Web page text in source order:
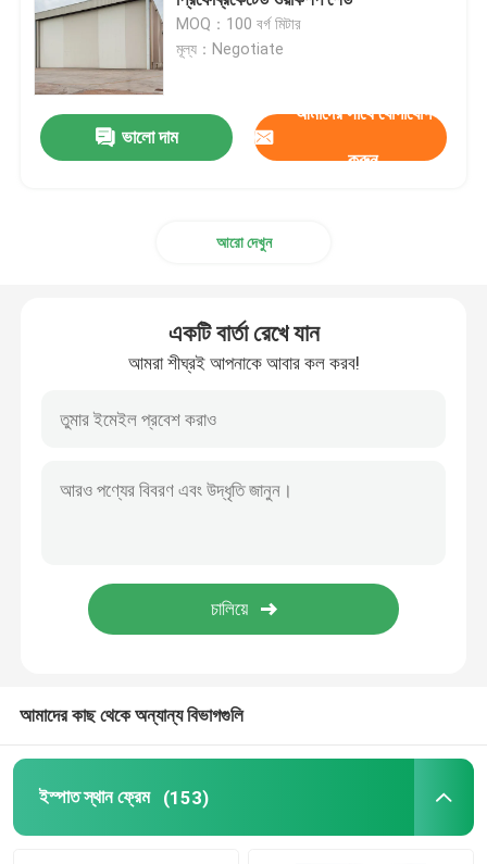
অ্যালুমিনিয়াম পর্দা প্রাচীর
ছাদের গম্বুজ স্কাইলাইট
গুদাম ছাদ গঠন
MOQ：100 বর্গ মিটার
মূল্য：Negotiate
ভালো দাম
আমাদের সাথে যোগাযোগ
করুন
আরো দেখুন
একটি বার্তা রেখে যান
আমরা শীঘ্রই আপনাকে আবার কল করব!
আমাদের কাছ থেকে অন্যান্য বিভাগগুলি
ইস্পাত স্থান ফ্রেম (153)